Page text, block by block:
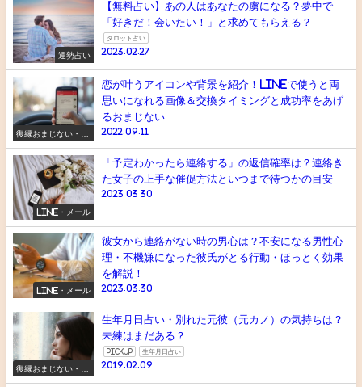
運勢占い
【無料占い】あの人はあなたの虜になる？夢中で
「好きだ！会いたい！」と求めてもらえる？
タロット占い
2023.02.27
復縁おまじない・ス
ピリチュアル
恋が叶うアイコンや背景を紹介！LINEで使うと両
思いになれる画像＆交換タイミングと成功率をあげ
るおまじない
2022.09.11
LINE・メール
「予定わかったら連絡する」の返信確率は？連絡き
た女子の上手な催促方法といつまで待つかの目安
2023.03.30
LINE・メール
彼女から連絡がない時の男心は？不安になる男性心
理・不機嫌になった彼氏がとる行動・ほっとく効果
を解説！
2023.03.30
復縁おまじない・ス
ピリチュアル
生年月日占い・別れた元彼（元カノ）の気持ちは？
未練はまだある？
pickup 生年月日占い
2019.02.09